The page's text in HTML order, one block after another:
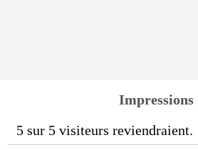
Impressions
5 sur 5 visiteurs reviendraient.